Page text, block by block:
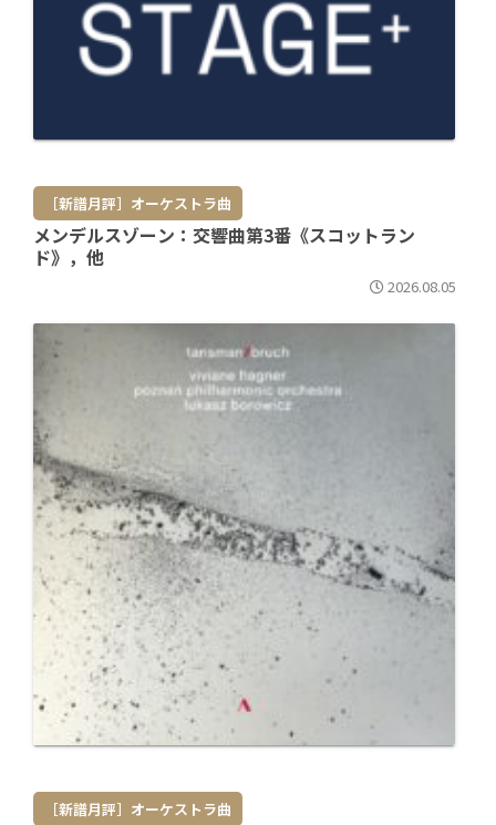
［新譜月評］オーケストラ曲
メンデルスゾーン：交響曲第3番《スコットラン
ド》，他
2026.08.05
［新譜月評］オーケストラ曲